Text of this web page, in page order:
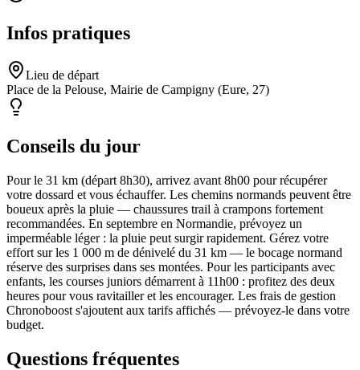
Infos pratiques
Lieu de départ
Place de la Pelouse, Mairie de Campigny (Eure, 27)
Conseils du jour
Pour le 31 km (départ 8h30), arrivez avant 8h00 pour récupérer
votre dossard et vous échauffer. Les chemins normands peuvent être
boueux après la pluie — chaussures trail à crampons fortement
recommandées. En septembre en Normandie, prévoyez un
imperméable léger : la pluie peut surgir rapidement. Gérez votre
effort sur les 1 000 m de dénivelé du 31 km — le bocage normand
réserve des surprises dans ses montées. Pour les participants avec
enfants, les courses juniors démarrent à 11h00 : profitez des deux
heures pour vous ravitailler et les encourager. Les frais de gestion
Chronoboost s'ajoutent aux tarifs affichés — prévoyez-le dans votre
budget.
Questions fréquentes